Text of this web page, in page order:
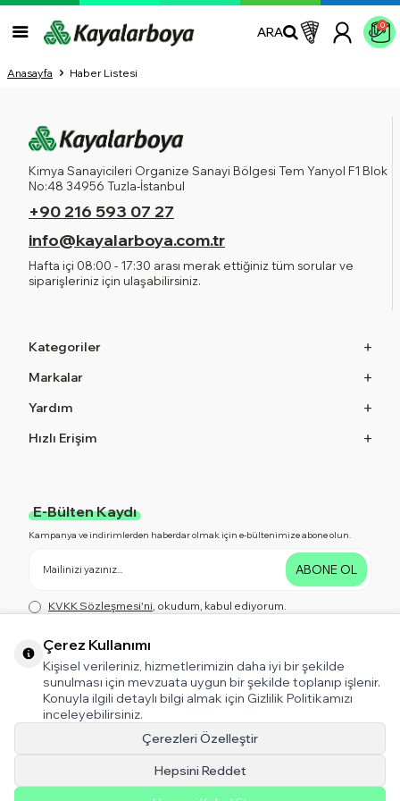
ARA 0
Anasayfa Haber Listesi
Kimya Sanayicileri Organize Sanayi Bölgesi Tem Yanyol F1 Blok
No:48 34956 Tuzla-İstanbul
+90 216 593 07 27
info@kayalarboya.com.tr
Hafta içi 08:00 - 17:30 arası merak ettiğiniz tüm sorular ve
siparişleriniz için ulaşabilirsiniz.
Kategoriler
Markalar
Yardım
Hızlı Erişim
E-Bülten Kaydı
Kampanya ve indirimlerden haberdar olmak için e-bültenimize abone olun.
ABONE OL
KVKK Sözleşmesi'ni, okudum, kabul ediyorum.
Bizi Takip Edin!
Kampanya ve indirimlerden haberdar olmak için bizi Takip Edin!
T-Soft V5 Tema
Çerez Kullanımı
Kişisel verileriniz, hizmetlerimizin daha iyi bir şekilde
sunulması için mevzuata uygun bir şekilde toplanıp işlenir.
Konuyla ilgili detaylı bilgi almak için Gizlilik Politikamızı
inceleyebilirsiniz.
Çerezleri Özelleştir
Hepsini Reddet